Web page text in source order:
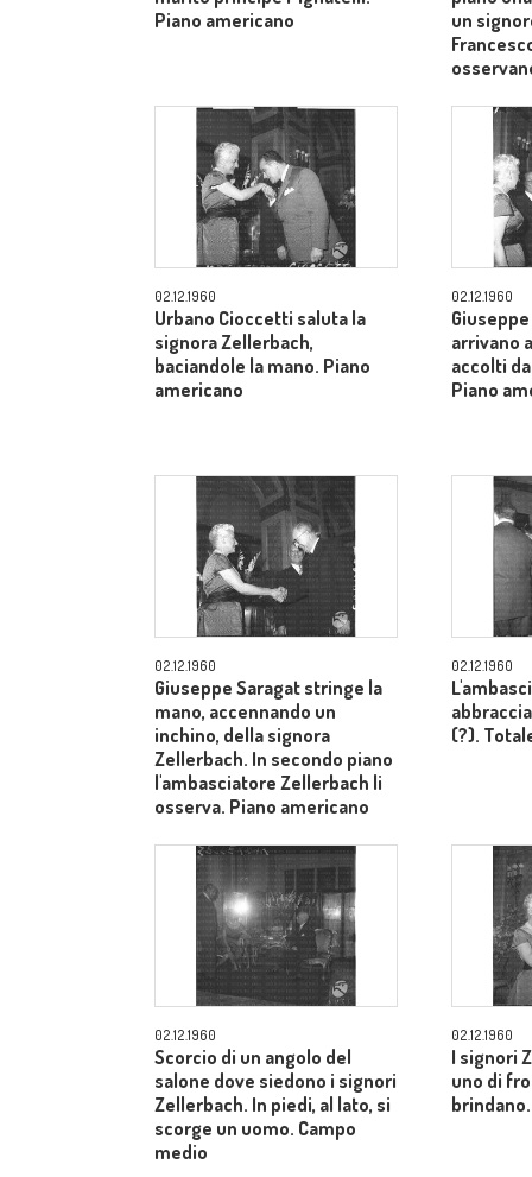
Piano americano
un
02.12.1960
Urbano Cioccetti saluta la
signora Zellerbach,
baciandole la mano. Piano
americano
02.12.1960
arrivano
accolti
Piano
02.12.1960
Giuseppe Saragat stringe la
mano, accennando un
inchino, della signora
Zellerbach. In secondo piano
l'ambasciatore Zellerbach li
osserva. Piano americano
02.12.1960
(?).
02.12.1960
Scorcio di un angolo del
salone dove siedono i signori
Zellerbach. In piedi, al lato, si
scorge un uomo. Campo
medio
02.12.1960
I signori
uno di